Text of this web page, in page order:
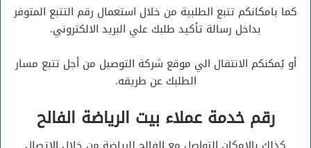
كما بامكانكم تتبع الطلبية من خلال استعمال رقم التتبع المتوفر
بداخل رسالة تأكيد طلبك علي البريد الالكتروني.
أو يُمكنكم الانتقال الي موقع شركة التوصيل من أجل تتبع مسار
الطلبك عن طريقه.
رقم خدمة عملاء بيت الرياضة الفالح